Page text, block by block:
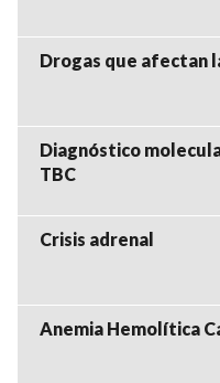
Drogas que afectan
Diagnóstico
TBC
Crisis adrenal
Anemia Hemolítica